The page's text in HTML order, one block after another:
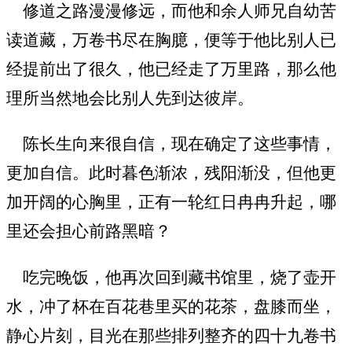
修道之路漫漫修远，而他和余人师兄自幼苦
读道藏，万卷书尽在胸臆，便等于他比别人已
经提前出了很久，他已经走了万里路，那么他
理所当然地会比别人先到达彼岸。
陈长生向来很自信，现在确定了这些事情，
更加自信。此时暮色渐浓，残阳渐没，但他更
加开阔的心胸里，正有一轮红日冉冉升起，哪
里还会担心前路黑暗？
吃完晚饭，他再次回到藏书馆里，烧了壶开
水，冲了杯在百花巷里买的花茶，盘膝而坐，
静心片刻，目光在那些排列整齐的四十九卷书